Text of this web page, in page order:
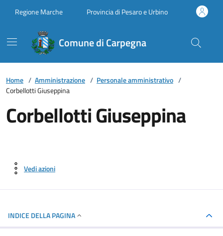
Regione Marche Provincia di Pesaro e Urbino
Comune di Carpegna
Home / Amministrazione / Personale amministrativo /
Corbellotti Giuseppina
Corbellotti Giuseppina
Vedi azioni
INDICE DELLA PAGINA